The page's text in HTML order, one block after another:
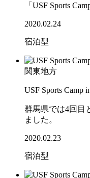
「USF Sports
2020.02.24
宿泊型
関東地方
USF Sports Camp
群馬県では4回目
ました。
2020.02.23
宿泊型